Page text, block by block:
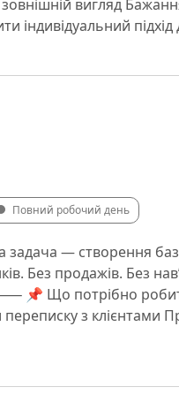
вигляд
підхід
Повний робочий день
— створення
Без продажів.
📌 Що потрібно
з клієнтами